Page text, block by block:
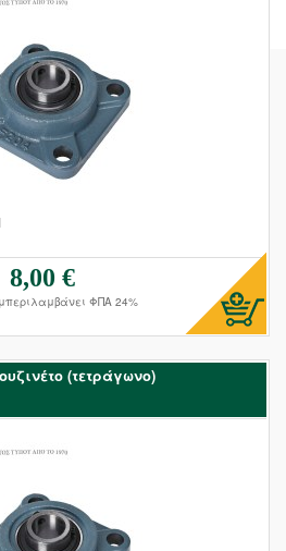
8,00 €
ΦΠΑ 24%
(τετράγωνο)